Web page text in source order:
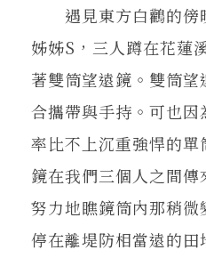
書評書介
遇見東方白鸛的傍
姊姊S，三人蹲在花蓮
著雙筒望遠鏡。雙筒
合攜帶與手持。可也
率比不上沉重強悍的
鏡在我們三個人之間傳
努力地瞧鏡筒內那稍
停在離堤防相當遠的田